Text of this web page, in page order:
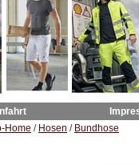
Home / Hosen / Bundhose